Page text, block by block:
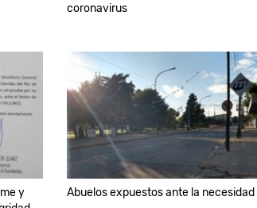
coronavirus
y
Abuelos expuestos ante la necesidad